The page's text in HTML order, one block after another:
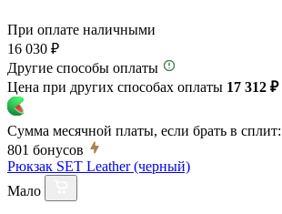
При оплате наличными
16 030 ₽
Другие способы оплаты
Цена при других способах оплаты 17 312 ₽
Сумма месячной платы, если брать в сплит:
801 бонусов
Рюкзак SET Leather (черный)
Мало